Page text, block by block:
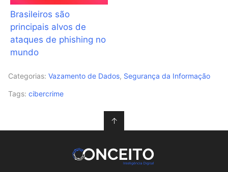
Brasileiros são
principais alvos de
ataques de phishing no
mundo
Categorias: Vazamento de Dados, Segurança da Informação
Tags: cibercrime
↑